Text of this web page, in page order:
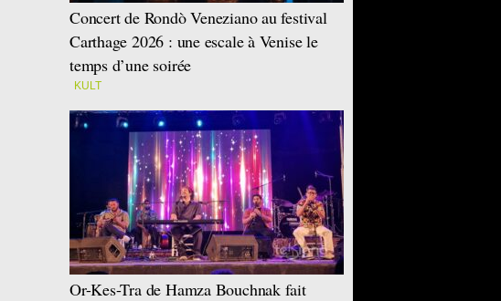
Concert de Rondò Veneziano au festival
Carthage 2026 : une escale à Venise le
temps d’une soirée
KULT
Or-Kes-Tra de Hamza Bouchnak fait